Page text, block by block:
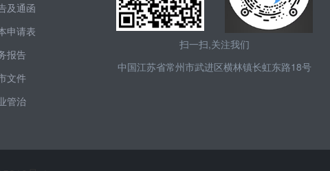
及通函
申请表
报告
文件
管治
扫一扫,关注我们
中国江苏省常州市武进区横林镇长虹东路18号